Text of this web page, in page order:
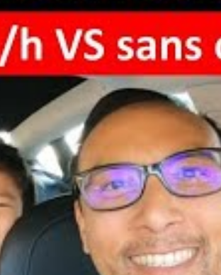
le confort dans sa
chaleur intense
en été ? La réponse réside dans
En utilisant des
stationner à l’ombre ou utiliser des
laperformanceet lalongévitéde la
des solutions pour favoriser la
présence d’une
voiture électrique
: comment continuer à profiter de
sa facture d’électricité ?